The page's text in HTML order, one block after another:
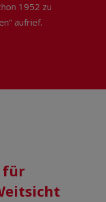
1952 zu
aufrief.
für